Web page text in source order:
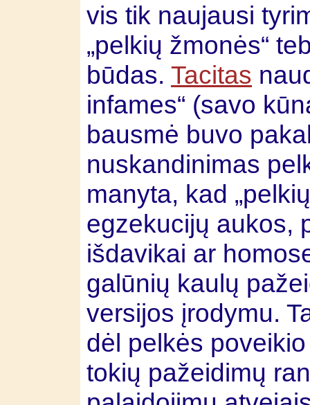
vis tik naujausi
„pelkių žmonės“
būdas. Tacitas
infames“ (savo
bausmė buvo
nuskandinimas
manyta, kad
egzekucijų aukos,
išdavikai ar
galūnių kaulų
versijos įrodymu.
dėl pelkės
tokių pažeidimų